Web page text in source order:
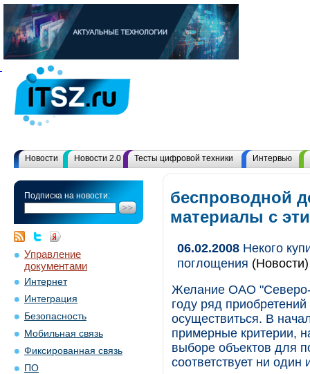
Новости Новости 2.0 Тесты цифровой техники Интервью
Подписка на новости:
Управление
документами
Интернет
Интеграция
Безопасность
Мобильная связь
Фиксированная связь
ПО
беспроводной
материалы с
06.02.2008 Некого
поглощения (Новости)
Желание ОАО "Северо-
году ряд
осуществиться. В
примерные критерии,
выборе объектов для
соответствует ни один